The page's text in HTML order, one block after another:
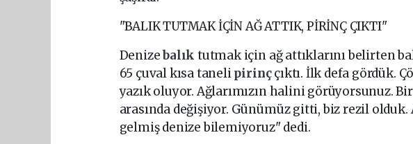
"BALIK TUTMAK İÇİN AĞ ATTIK, PİRİNÇ ÇIKTI"
Denizebalıktutmak için ağ attıklarını belirten
65 çuval kısa tanelipirinççıktı. İlk defa gördük.
yazık oluyor. Ağlarımızın halini görüyorsunuz.
arasında değişiyor. Günümüz gitti, biz rezil olduk.
gelmiş denize bilemiyoruz" dedi.